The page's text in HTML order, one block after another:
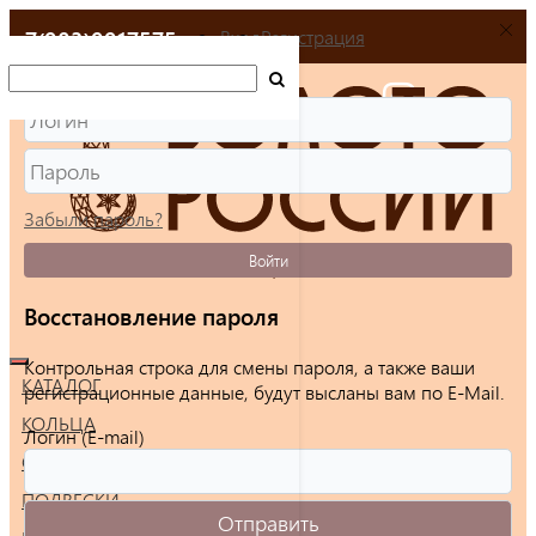
+7(903)9917575
КАТАЛОГ
КОЛЬЦА
СЕРЬГИ
ПОДВЕСКИ
ВходРегистрация
Забыли пароль?
Войти
Восстановление пароля
Контрольная строка для смены пароля, а также ваши
регистрационные данные, будут высланы вам по E-Mail.
Логин (E-mail)